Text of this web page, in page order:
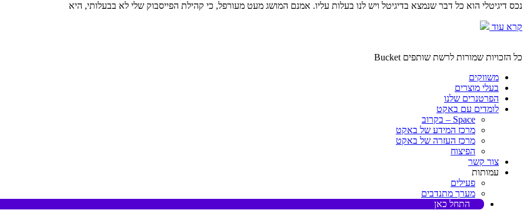
נכס דיגיטלי הוא כל דבר שנמצא בדיגיטל ויש לנו בעלות עליו. אמנם המושג מעט מעורפל, כי קהילת הפייסבוק שלי לא בבעלותי, היא
קרא עוד
כל הזכויות שמורות לרשת שותפים Bucket
משווקים
בעלי מוצרים
הפרטנרים שלנו
לומדים עם באקט
Space – בקרוב
מרכז המידע של באקט
מרכז העזרה של באקט
הפיצוח
צור קשר
עמותות
פעילים
מערך מתנדבים
התחל כאן